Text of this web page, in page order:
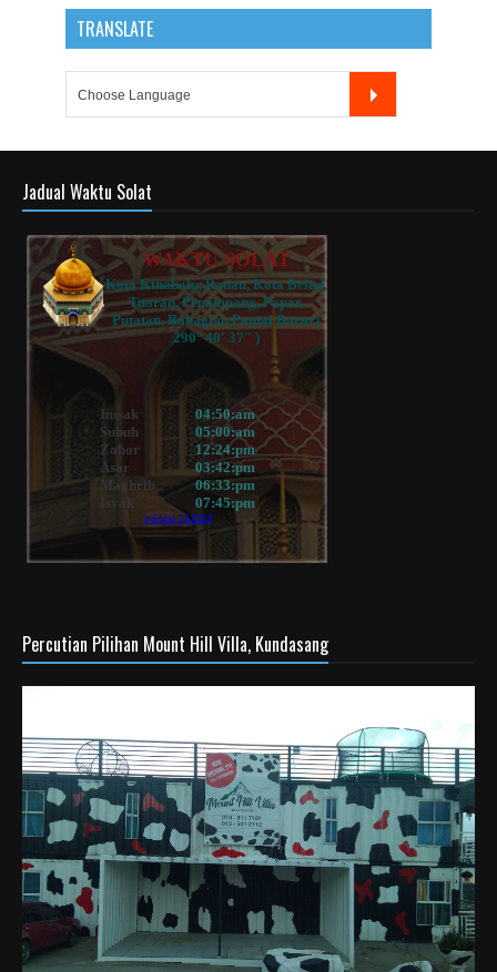
TRANSLATE
Jadual Waktu Solat
Percutian Pilihan Mount Hill Villa, Kundasang